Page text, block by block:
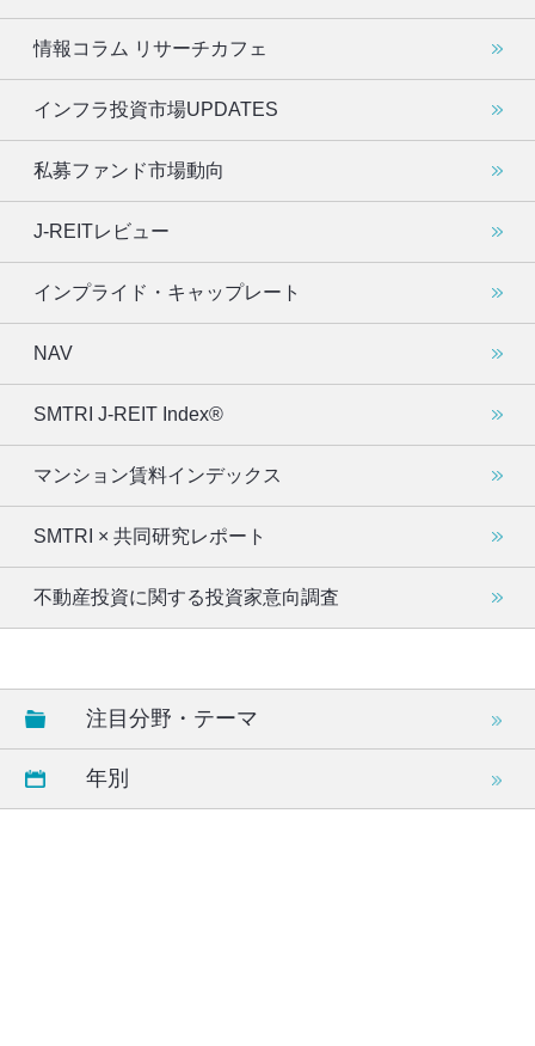
情報コラム リサーチカフェ
インフラ投資市場UPDATES
私募ファンド市場動向
J-REITレビュー
インプライド・キャップレート
NAV
SMTRI J-REIT Index®
マンション賃料インデックス
SMTRI × 共同研究レポート
不動産投資に関する投資家意向調査
注目分野・テーマ
年別